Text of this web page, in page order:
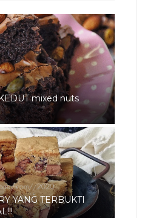
mixed nuts
YANG TERBUKTI